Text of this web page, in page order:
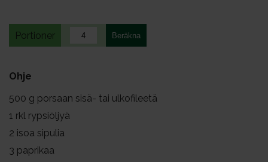
Portioner
Ohje
500 g porsaan sisä- tai ulkofileetä
1 rkl rypsiöljyä
2 isoa sipulia
3 paprikaa